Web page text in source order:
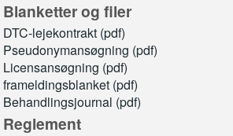
Blanketter og filer
DTC-lejekontrakt (pdf)
Pseudonymansøgning (pdf)
Licensansøgning (pdf)
frameldingsblanket (pdf)
Behandlingsjournal (pdf)
Reglement